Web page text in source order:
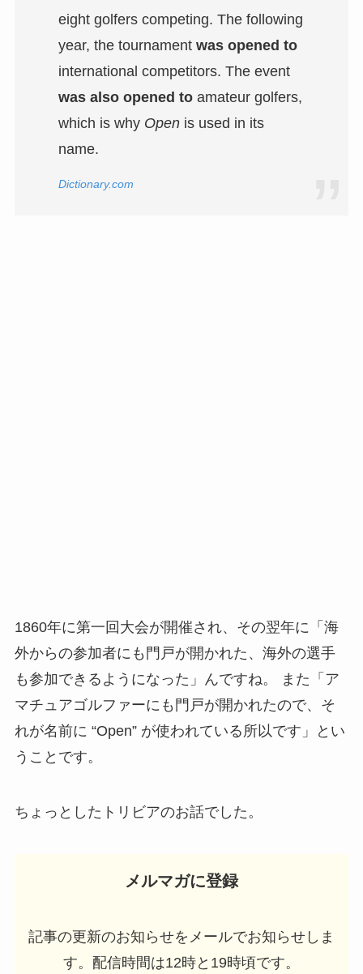
eight golfers competing. The following
year, the tournament was opened to
international competitors. The event
was also opened toamateur golfers,
which is why Openis used in its
name.
Dictionary.com
1860年に第一回大会が開催され、その翌年に「海
外からの参加者にも門戸が開かれた、海外の選手
も参加できるようになった」んですね。 また「ア
マチュアゴルファーにも門戸が開かれたので、そ
れが名前に “Open” が使われている所以です」とい
うことです。
ちょっとしたトリビアのお話でした。
メルマガに登録
記事の更新のお知らせをメールでお知らせしま
す。配信時間は12時と19時頃です。